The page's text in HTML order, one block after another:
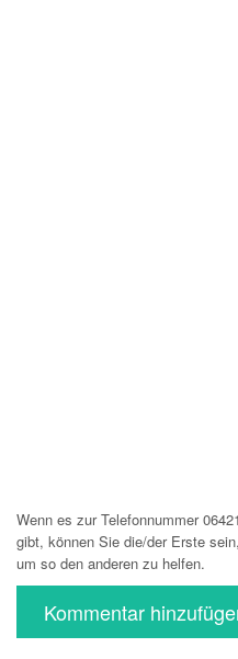
Wenn es zur Telefonnummer
gibt, können Sie die/der Erste sein,
um so den anderen zu helfen.
Kommentar